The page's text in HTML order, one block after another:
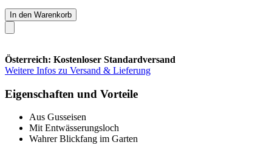
In den Warenkorb
Österreich: Kostenloser Standardversand
Weitere Infos zu Versand & Lieferung
Eigenschaften und Vorteile
Aus Gusseisen
Mit Entwässerungsloch
Wahrer Blickfang im Garten